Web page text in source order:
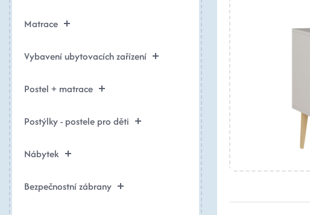
Matrace
Vybavení ubytovacích zařízení
Postel + matrace
Postýlky - postele pro děti
Nábytek
Bezpečnostní zábrany